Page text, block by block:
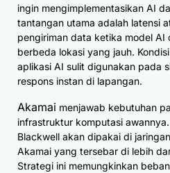
ingin mengimplementasikan AI
tantangan utama adalah latensi
pengiriman data ketika model AI
berbeda lokasi yang jauh.
aplikasi AI sulit digunakan pada
respons instan di lapangan.
Akamai menjawab kebutuhan
infrastruktur komputasi
Blackwell akan dipakai di
Akamai yang tersebar di lebih
Strategi ini memungkinkan